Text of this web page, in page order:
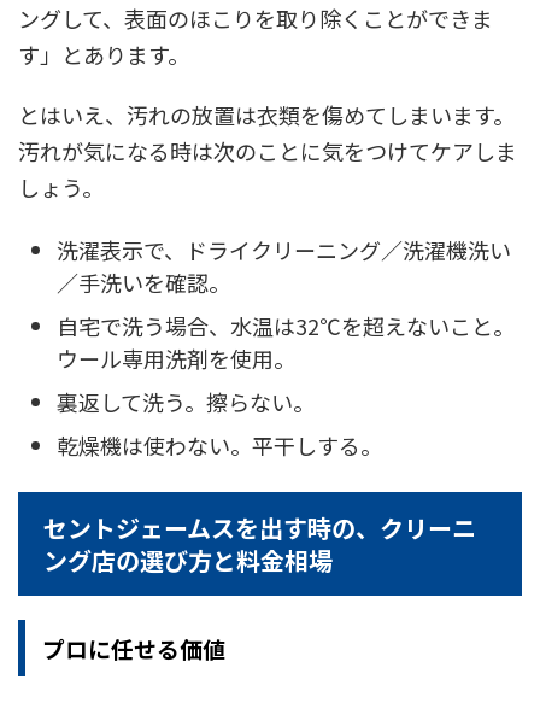
ングして、表面のほこりを取り除くことができま
す」とあります。
とはいえ、汚れの放置は衣類を傷めてしまいます。
汚れが気になる時は次のことに気をつけてケアしま
しょう。
洗濯表示で、ドライクリーニング／洗濯機洗い
／手洗いを確認。
自宅で洗う場合、水温は32℃を超えないこと。
ウール専用洗剤を使用。
裏返して洗う。擦らない。
乾燥機は使わない。平干しする。
セントジェームスを出す時の、クリーニ
ング店の選び方と料金相場
プロに任せる価値